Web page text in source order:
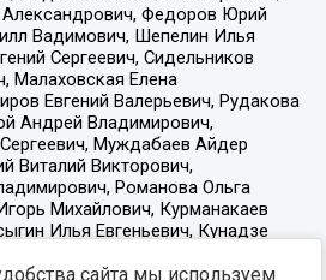
сайта мы используем